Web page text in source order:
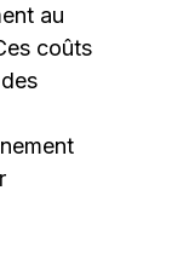
au
coûts